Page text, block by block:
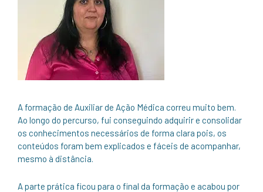
A formação de Auxiliar de Ação Médica correu muito bem.
Ao longo do percurso, fui conseguindo adquirir e consolidar
os conhecimentos necessários de forma clara pois, os
conteúdos foram bem explicados e fáceis de acompanhar,
mesmo à distância.
A parte prática ficou para o final da formação e acabou por